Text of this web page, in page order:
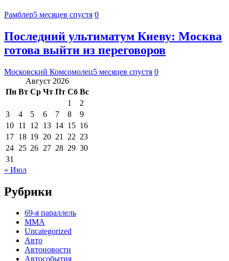
Рамблер5 месяцев спустя 0
Последний ультиматум Киеву: Москва
готова выйти из переговоров
Московский Комсомолец5 месяцев спустя 0
Август 2026
Пн Вт Ср Чт Пт Сб Вс
1
2
3
4 5 6 7 8
9
10 11 12 13 14 15 16
17 18 19 20 21 22 23
24 25 26 27 28 29 30
31
« Июл
Рубрики
69-я параллель
MMA
Uncategorized
Авто
Автоновости
Автособытия